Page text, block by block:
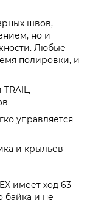
швов,
но и
Любые
полировки, и
управляется
и крыльев
имеет ход 63
байка и не